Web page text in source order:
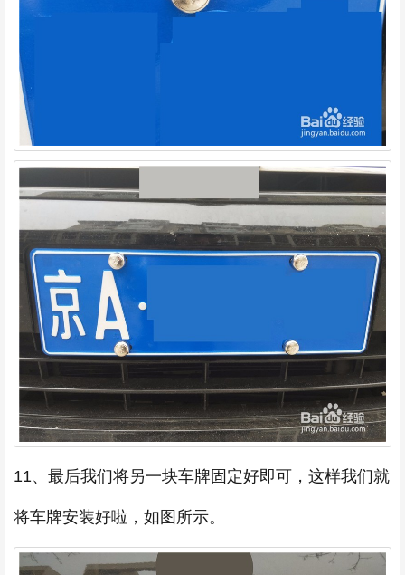
11、最后我们将另一块车牌固定好即可，这样我们就
将车牌安装好啦，如图所示。